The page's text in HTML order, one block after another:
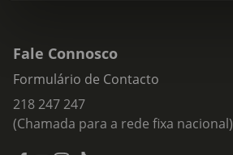
Fale Connosco
Formulário de Contacto
218 247 247
(Chamada para a rede fixa nacional)